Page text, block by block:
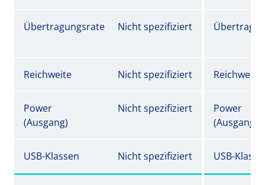
Übertragungsrate Nicht spezifiziert
Reichweite Nicht spezifiziert Reichweite
Power
(Ausgang)
Nicht spezifiziert
Power
(Ausgang)
USB-Klassen Nicht spezifiziert USB-